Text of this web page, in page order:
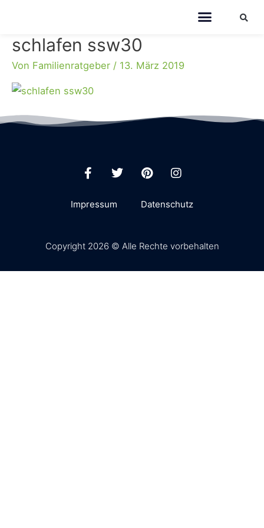
schlafen ssw30
Von Familienratgeber / 13. März 2019
Impressum Datenschutz
Copyright 2026 © Alle Rechte vorbehalten